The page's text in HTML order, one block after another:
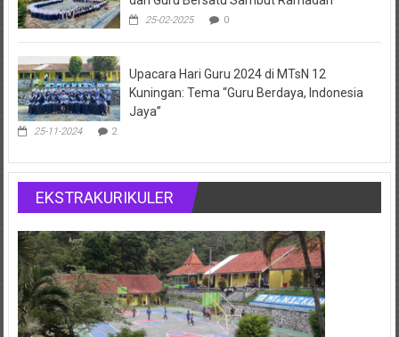
25-02-2025 0
Upacara Hari Guru 2024 di MTsN 12
Kuningan: Tema “Guru Berdaya, Indonesia
Jaya”
25-11-2024 2
EKSTRAKURIKULER